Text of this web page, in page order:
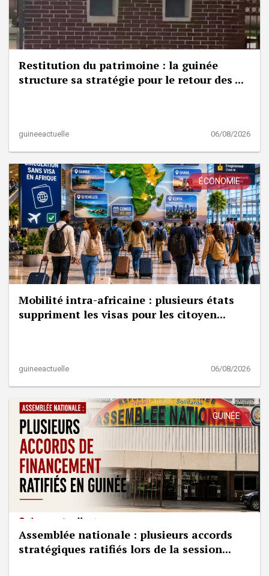
Restitution du patrimoine : la guinée
structure sa stratégie pour le retour des ...
guineeactuelle 06/08/2026
ÉCONOMIE
Mobilité intra-africaine : plusieurs états
suppriment les visas pour les citoyen...
guineeactuelle 06/08/2026
GUINÉE
Assemblée nationale : plusieurs accords
stratégiques ratifiés lors de la session...